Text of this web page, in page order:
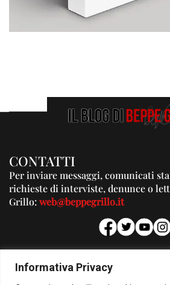
Informativa Privacy
CONTATTI
Per inviare messaggi, comunicati
richieste di interviste, denunce o
Grillo:web@beppegrillo.it
Per la tua